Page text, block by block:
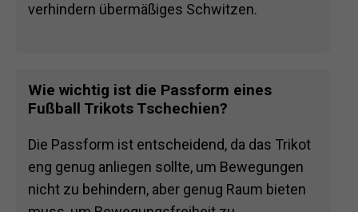
verhindern übermäßiges Schwitzen.
Wie wichtig ist die Passform eines
Fußball Trikots Tschechien?
Die Passform ist entscheidend, da das Trikot
eng genug anliegen sollte, um Bewegungen
nicht zu behindern, aber genug Raum bieten